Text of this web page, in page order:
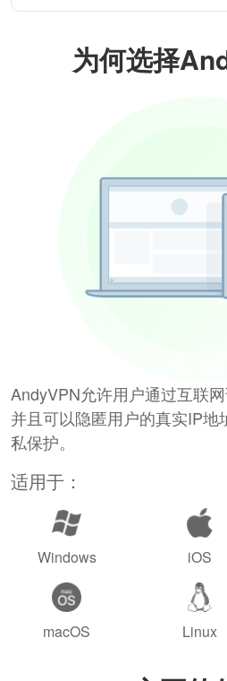
为何选择
AndyVPN允许用户通过互联
并且可以隐匿用户的真实IP地
私保护。
适用于：
Windows iOS
macOS Linux